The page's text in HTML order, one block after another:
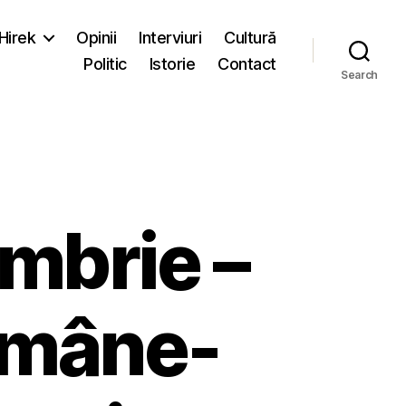
Opinii Interviuri
Cultură
Politic
Istorie Contact
Search
–